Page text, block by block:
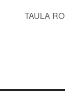
TAULA